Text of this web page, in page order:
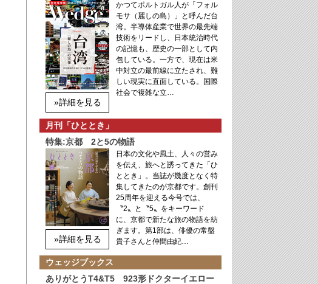
»詳細を見る
かつてポルトガル人が「フォル
モサ（麗しの島）」と呼んだ台
湾。半導体産業で世界の最先端
技術をリードし、日本統治時代
の記憶も、歴史の一部として内
包している。一方で、現在は米
中対立の最前線に立たされ、難
しい現実に直面している。国際
社会で複雑な立…
月刊「ひととき」
特集:京都 2と5の物語
»詳細を見る
日本の文化や風土、人々の営み
を伝え、旅へと誘ってきた「ひ
ととき」。当誌が幾度となく特
集してきたのが京都です。創刊
25周年を迎える今号では、
〝2〟と〝5〟をキーワード
に、京都で新たな旅の物語を紡
ぎます。第1部は、俳優の常盤
貴子さんと仲間由紀…
ウェッジブックス
ありがとうT4&T5 923形ドクターイエロー